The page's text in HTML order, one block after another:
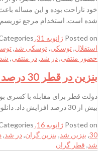
خود ناراحت بوده و این مساله
شده است. استخدام مرجع توریسم
Posted on ژانویه 31, 2016
استقلال,توسکی,توسکی شد,
حضور منتفی,در شد,در منتفی,
بنزین در قطر 30 درصد گران شد
دولت قطر برای مقابله با کسری
بیش از 30 درصد افزایش داد. دانلود موزیک خرید بکلینک
Posted on ژانویه 16, 2016
30
, بنزین شد, بنزین گران,در شد,
شد, قطر گران